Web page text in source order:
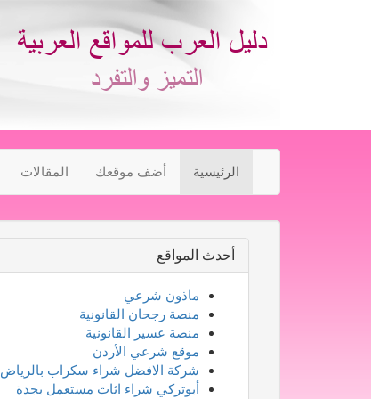
الرئيسية أضف موقعك المقالات
أحدث المواقع
ماذون شرعي
منصة رجحان القانونية
منصة عسير القانونية
موقع شرعي الأردن
شركة الافضل شراء سكراب بالرياض
أبوتركي شراء اثاث مستعمل بجدة